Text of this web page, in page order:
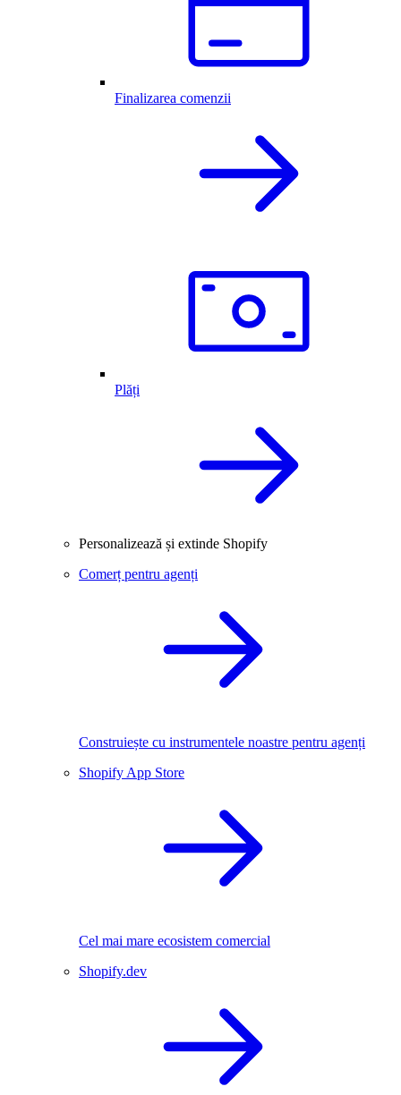
Finalizarea comenzii
Plăți
Personalizează și extinde Shopify
Comerț pentru agenți
Construiește cu instrumentele noastre pentru agenți
Shopify App Store
Cel mai mare ecosistem comercial
Shopify.dev